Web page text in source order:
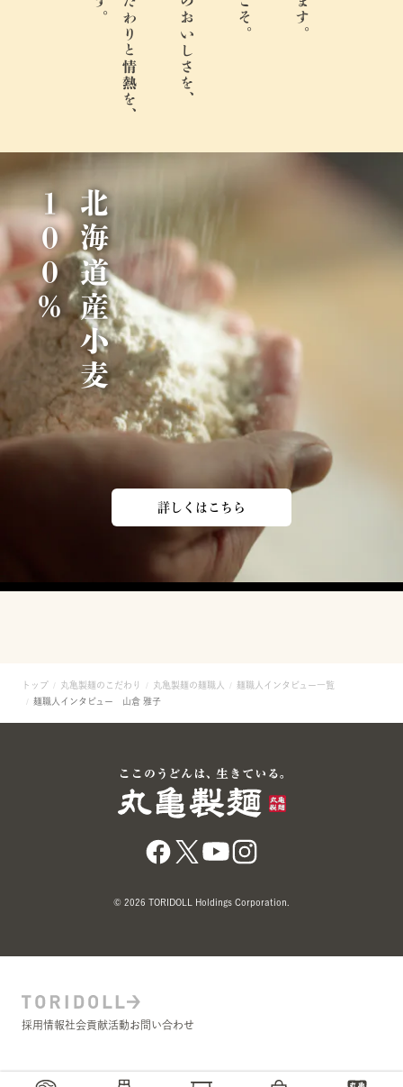
北
海
道
産
小
麦
1
0
0
％
詳しくはこちら
トップ 丸亀製麺のこだわり 丸亀製麺の麺職人
麺職人インタビュー一覧
麺職人インタビュー 山倉 雅子
© 2026 TORIDOLL Holdings Corporation.
採用情報社会貢献活動お問い合わせ